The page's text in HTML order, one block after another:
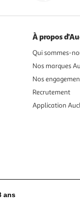
À propos
Qui sommes-
Nos marques
Nos
Recrutement
Application
ans